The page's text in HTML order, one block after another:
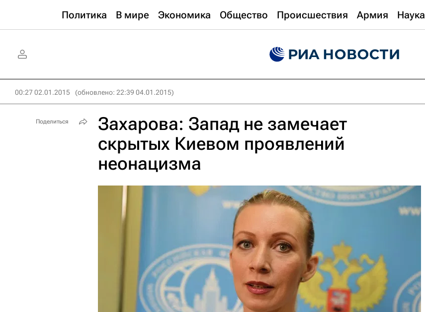
Политика В мире Экономика Общество Происшествия Армия Наука
00:27 02.01.2015 (обновлено: 22:39 04.01.2015)
Захарова: Запад не замечает
скрытых Киевом проявлений
неонацизма
Поделиться